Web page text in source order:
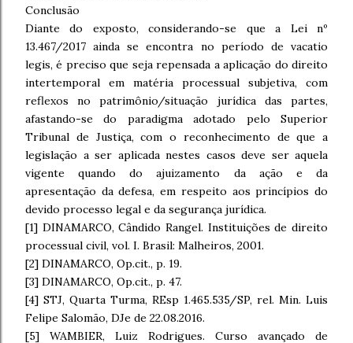
Conclusão
Diante do exposto, considerando-se que a Lei nº
13.467/2017 ainda se encontra no período de vacatio
legis, é preciso que seja repensada a aplicação do direito
intertemporal em matéria processual subjetiva, com
reflexos no patrimônio/situação jurídica das partes,
afastando-se do paradigma adotado pelo Superior
Tribunal de Justiça, com o reconhecimento de que a
legislação a ser aplicada nestes casos deve ser aquela
vigente quando do ajuizamento da ação e da
apresentação da defesa, em respeito aos princípios do
devido processo legal e da segurança jurídica.
[1] DINAMARCO, Cândido Rangel. Instituições de direito
processual civil, vol. I. Brasil: Malheiros, 2001.
[2] DINAMARCO, Op.cit., p. 19.
[3] DINAMARCO, Op.cit., p. 47.
[4] STJ, Quarta Turma, REsp 1.465.535/SP, rel. Min. Luis
Felipe Salomão, DJe de 22.08.2016.
[5] WAMBIER, Luiz Rodrigues. Curso avançado de